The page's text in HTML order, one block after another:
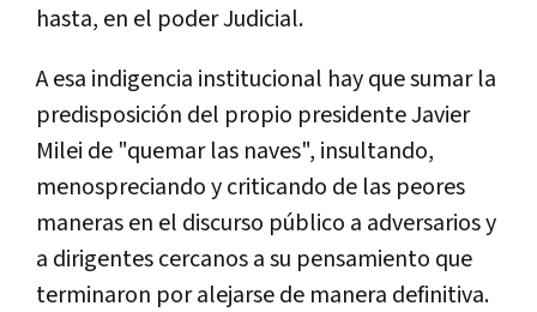
hasta, en el poder Judicial.
A esa indigencia institucional hay que sumar la
predisposición del propio presidente Javier
Milei de "quemar las naves", insultando,
menospreciando y criticando de las peores
maneras en el discurso público a adversarios y
a dirigentes cercanos a su pensamiento que
terminaron por alejarse de manera definitiva.